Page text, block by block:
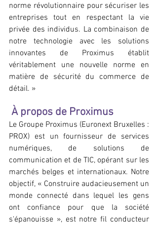
norme révolutionnaire pour sécuriser les
entreprises tout en respectant la vie
privée des individus. La combinaison de
notre technologie avec les solutions
innovantes de Proximus établit
véritablement une nouvelle norme en
matière de sécurité du commerce de
détail. »
À propos de Proximus
Le Groupe Proximus (Euronext Bruxelles :
PROX) est un fournisseur de services
numériques, de solutions de
communication et de TIC, opérant sur les
marchés belges et internationaux. Notre
objectif, « Construire audacieusement un
monde connecté dans lequel les gens
ont confiance pour que la société
s'épanouisse », est notre fil conducteur